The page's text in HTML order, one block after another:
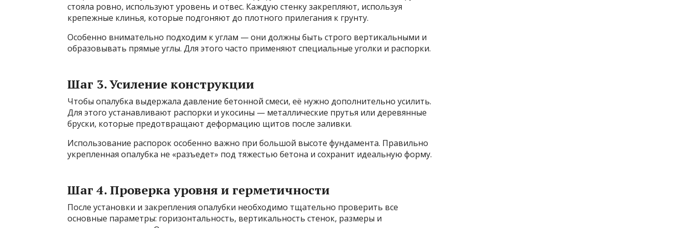
стояла ровно, используют уровень и отвес. Каждую стенку закрепляют, используя
крепежные клинья, которые подгоняют до плотного прилегания к грунту.
Особенно внимательно подходим к углам — они должны быть строго вертикальными и
образовывать прямые углы. Для этого часто применяют специальные уголки и распорки.
Шаг 3. Усиление конструкции
Чтобы опалубка выдержала давление бетонной смеси, её нужно дополнительно усилить.
Для этого устанавливают распорки и укосины — металлические прутья или деревянные
бруски, которые предотвращают деформацию щитов после заливки.
Использование распорок особенно важно при большой высоте фундамента. Правильно
укрепленная опалубка не «разъедет» под тяжестью бетона и сохранит идеальную форму.
Шаг 4. Проверка уровня и герметичности
После установки и закрепления опалубки необходимо тщательно проверить все
основные параметры: горизонтальность, вертикальность стенок, размеры и